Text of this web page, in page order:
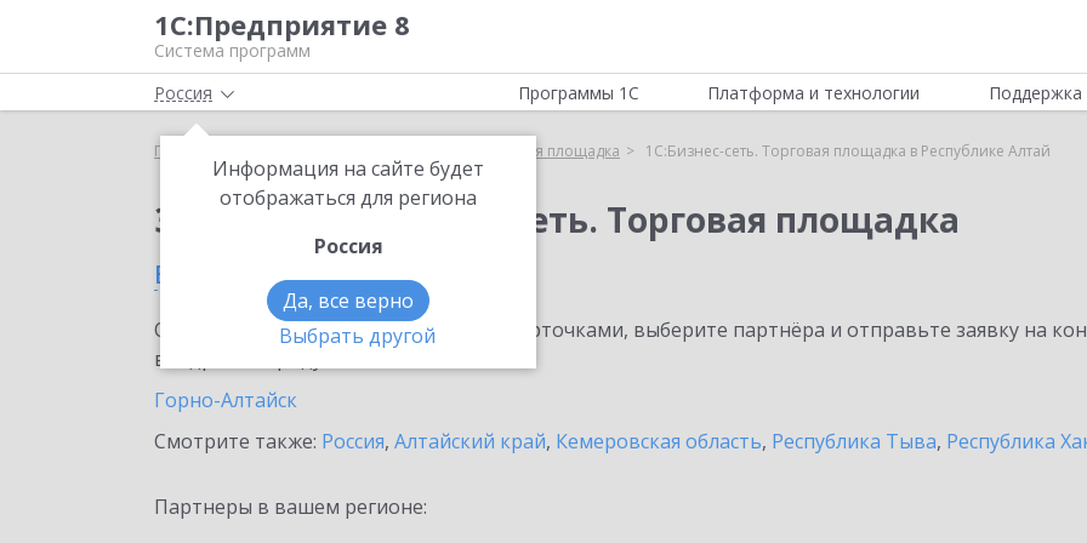
1С:Предприятие 8
Система программ
Россия
Информация на сайте будет
отображаться для региона
Россия
Да, все верно
Выбрать другой
Программы 1С Платформа и технологии Поддержка
Главная 1С:Бизнес-сеть. Торговая площадка 1С:Бизнес-сеть. Торговая площадка в Республике Алтай
Заказать 1С:Бизнес-сеть. Торговая площадка
в Республике Алтай
Ознакомьтесь с информационными карточками, выберите партнёра и отправьте заявку на
внедрение продукта.
Горно-Алтайск
Смотрите также: Россия, Алтайский край, Кемеровская область, Республика Тыва, Республика
Партнеры в вашем регионе: